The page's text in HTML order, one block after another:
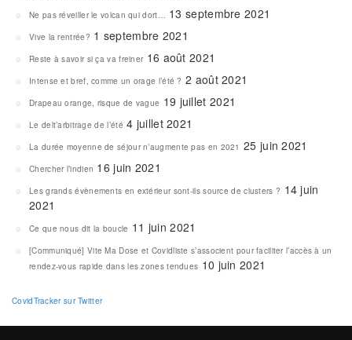
Ne pas réveiller le volcan qui dort… 13 septembre 2021
Vive la rentrée? 1 septembre 2021
Reste à savoir si ça va freiner 16 août 2021
Intense et bref, comme un orage l’été ? 2 août 2021
Drapeau orange, risque de vague 19 juillet 2021
Le delt’arbitrage de l’été 4 juillet 2021
La durée moyenne de séjour n’augmente pas en 2021 25 juin 2021
Chercher l’indien 16 juin 2021
Les grands évènements en extérieur sont-ils source de clusters ? 14 juin
2021
Ce que nous dit la boucle 11 juin 2021
[Communiqué] Vite Ma Dose et Covidliste s’associent pour faciliter l’accès à un
rendez-vous rapide dans les zones tendues 10 juin 2021
CovidTracker sur Twitter